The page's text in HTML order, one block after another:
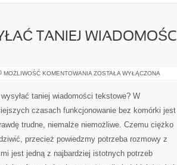
TANIEJ WIADOMOŚCI
MOŻLIWOŚĆ KOMENTOWANIA W
WYSYŁAĆ
TANIEJ
TEKSTOWE?
ZOSTAŁA WYŁĄCZONA
taniej wiadomości tekstowe? W
czasach funkcjonowanie bez komórki jest
trudne, niemalże niemożliwe. Czemu ciężko
przecież powiedzmy potrzeba rozmowy z
jest jedną z najbardziej istotnych potrzeb